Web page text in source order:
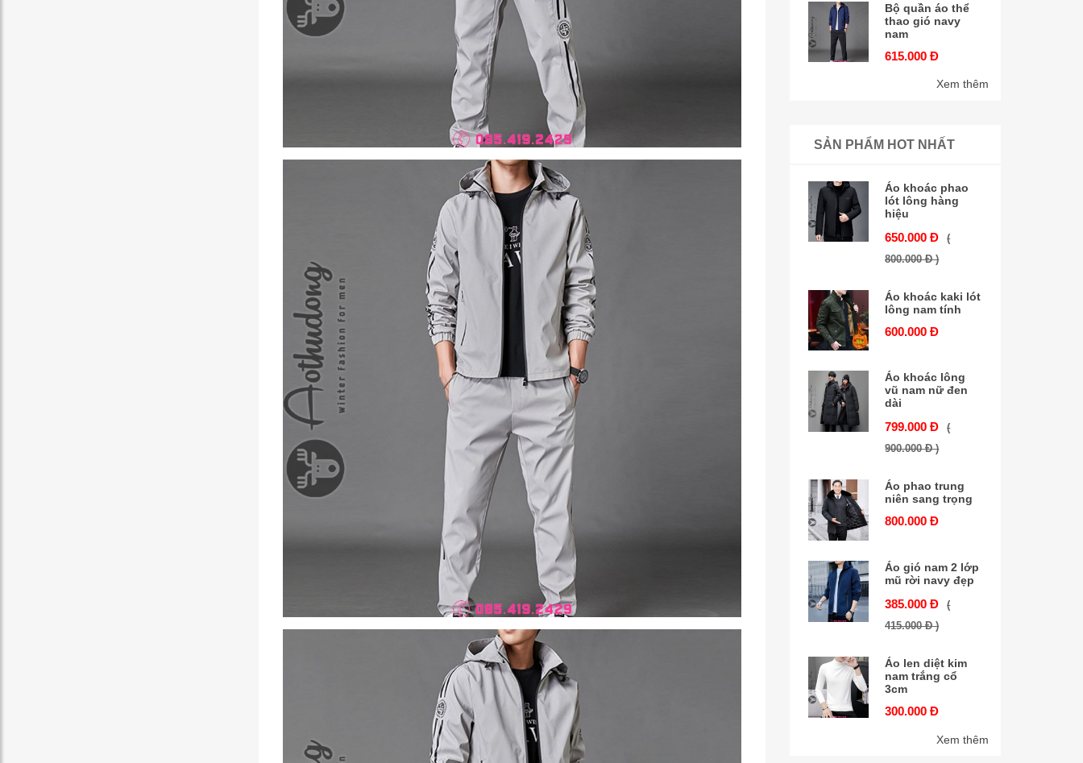
Bộ quần áo thể
thao gió navy
nam
615.000 Đ
Xem thêm
SẢN PHẨM HOT NHẤT
Áo khoác phao
lót lông hàng
hiệu
650.000 Đ
(
800.000 Đ )
Áo khoác kaki lót
lông nam tính
600.000 Đ
Áo khoác lông
vũ nam nữ đen
dài
799.000 Đ
(
900.000 Đ )
Áo phao trung
niên sang trọng
800.000 Đ
Áo gió nam 2 lớp
mũ rời navy đẹp
385.000 Đ
(
415.000 Đ )
Áo len diệt kim
nam trắng cổ
3cm
300.000 Đ
Xem thêm